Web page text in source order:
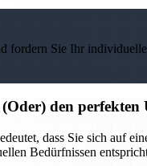
fordern Sie Ihr
den perfekten
dass Sie sich auf
Bedürfnissen